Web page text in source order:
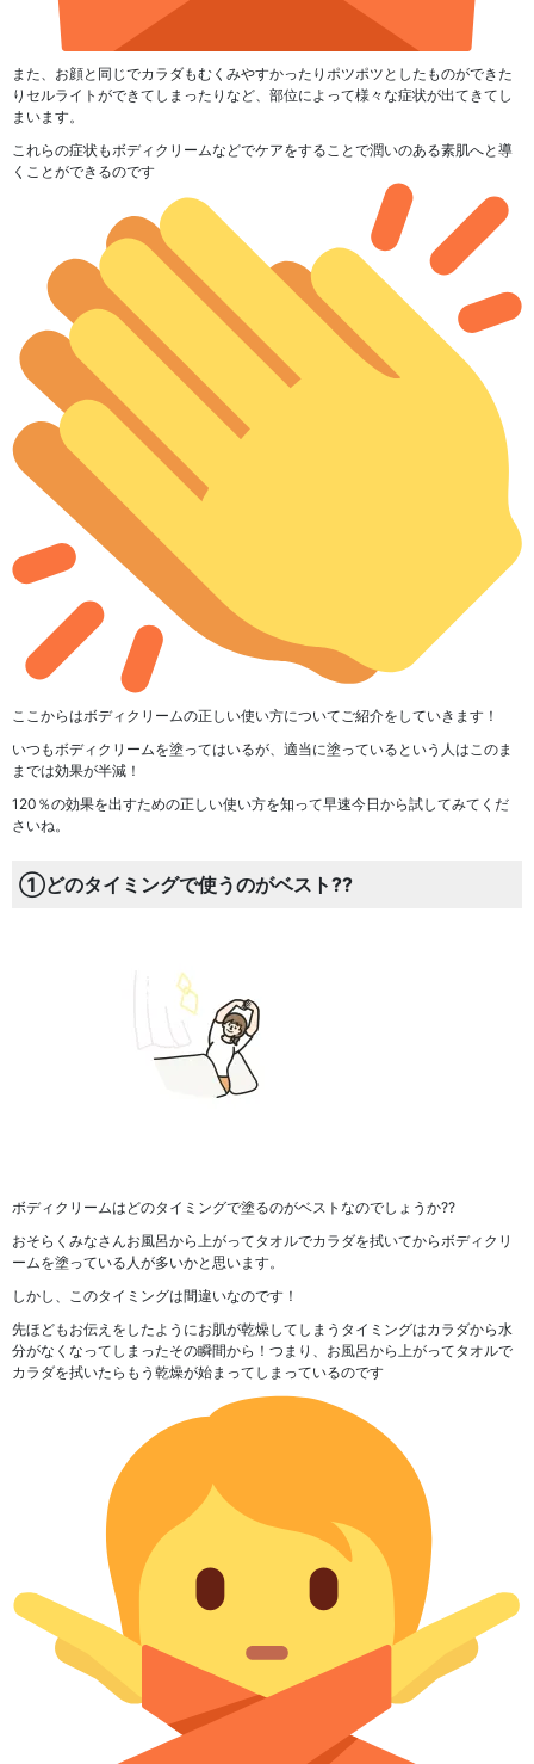
また、お顔と同じでカラダもむくみやすかったりポツポツとしたものができた
りセルライトができてしまったり など、部位によって様々な症状が出てきてし
まいます。
これらの症状もボディクリームなどでケアをすることで潤いのある素肌へと導
くことができるのです
ここからはボディクリームの正しい使い方についてご紹介をしていきます！
いつもボディクリームを塗ってはいるが、適当に塗っているという人はこのま
までは効果が半減！
120％の効果を出すための正しい使い方を知って早速今日から試してみてくだ
さいね。
①どのタイミングで使うのがベスト??
ボディクリームはどのタイミングで塗るのがベストなのでしょうか??
おそらくみなさんお風呂から上がってタオルでカラダを拭いてからボディクリ
ームを塗っている人が多いかと思います。
しかし、 このタイミングは間違いなのです！
先ほどもお伝えをしたようにお肌が乾燥してしまうタイミングはカラダから水
分がなくなってしまったその瞬間から！つまり、お風呂から上がってタオルで
カラダを拭いたらもう乾燥が始まってしまっているのです